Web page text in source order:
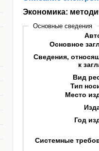
Экономика:
Основные сведения
Основное
Сведения,
к
Вид
Тип
Место
Год
Системные